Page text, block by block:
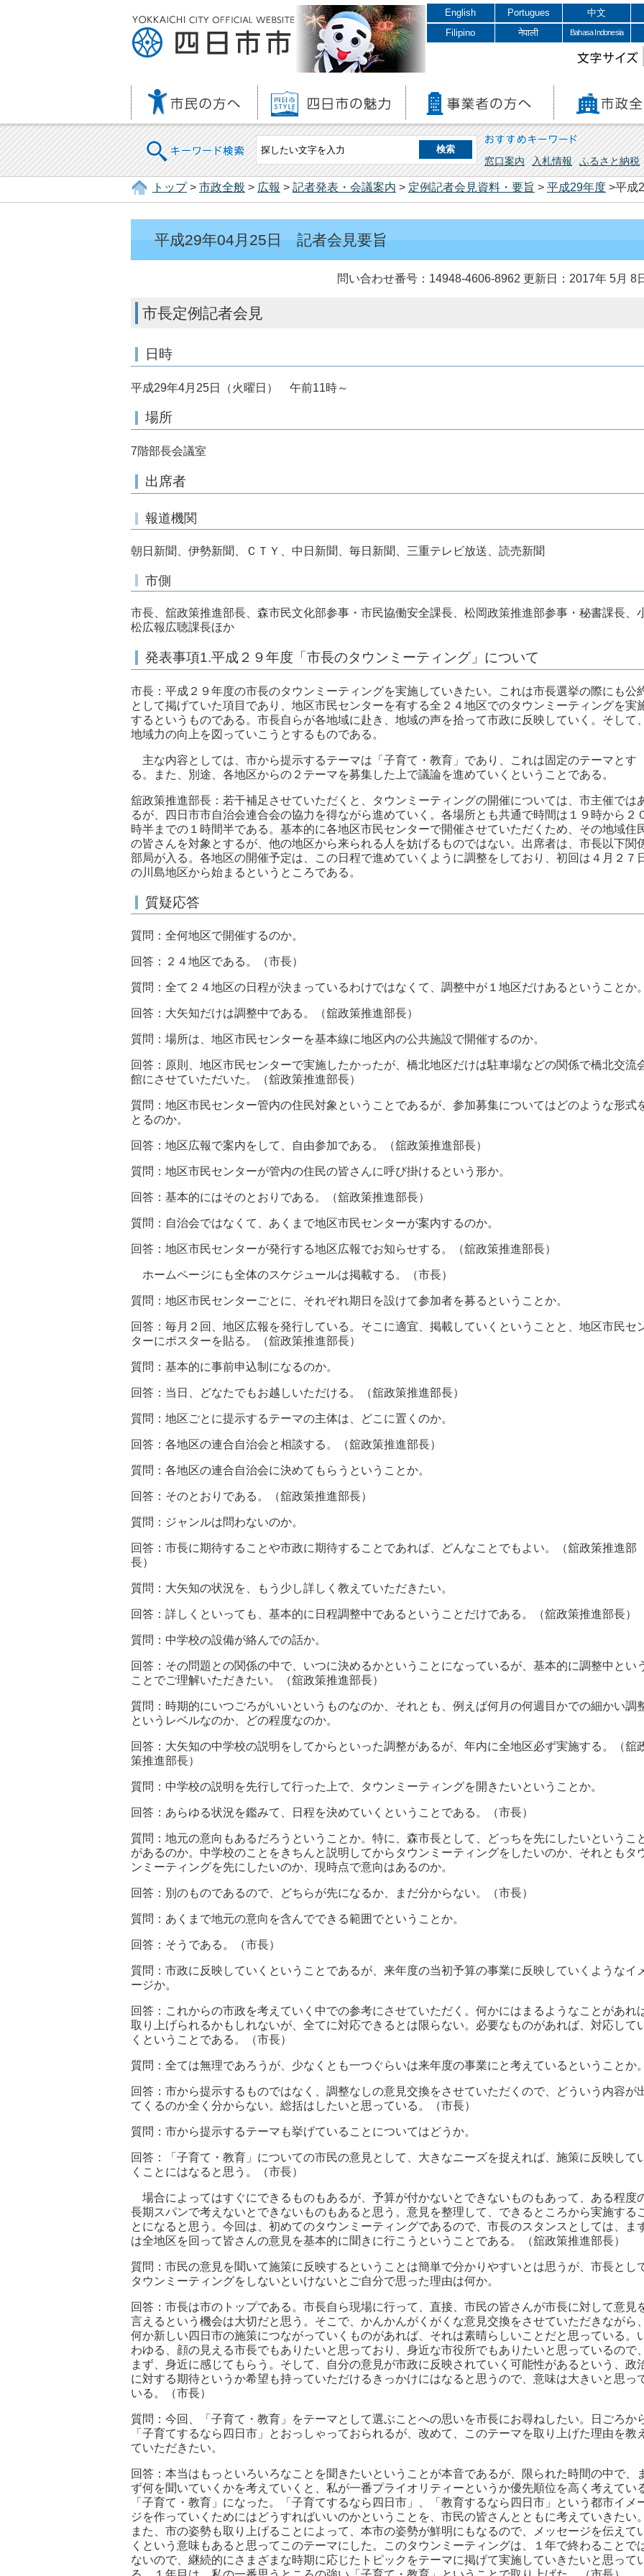
English Portugues 中文
Filipino
नेपाली Bahasa Indonesia
文字サイズ
キーワード検索 おすすめキーワード
窓口案内 入札情報 ふるさと納税
トップ> 市政全般 > 広報 > 記者発表・会議案内 > 定例記者会見資料・要旨 > 平成29年度 >平成
平成29年04月25日 記者会見要旨
問い合わせ番号：14948-4606-8962 更新日：2017年 5月 8
市長定例記者会見
日時
平成29年4月25日（火曜日） 午前11時～
場所
7階部長会議室
出席者
報道機関
朝日新聞、伊勢新聞、ＣＴＹ、中日新聞、毎日新聞、三重テレビ放送、読売新聞
市側
市長、舘政策推進部長、森市民文化部参事・市民協働安全課長、松岡政策推進部参事・秘書課長、
松広報広聴課長ほか
発表事項1.平成２９年度「市長のタウンミーティング」について
市長：平成２９年度の市長のタウンミーティングを実施していきたい。これは市長選挙の際にも公
として掲げていた項目であり、地区市民センターを有する全２４地区でのタウンミーティングを実
するというものである。市長自らが各地域に赴き、地域の声を拾って市政に反映していく。そして、
地域力の向上を図っていこうとするものである。
主な内容としては、市から提示するテーマは「子育て・教育」であり、これは固定のテーマとす
る。また、別途、各地区からの２テーマを募集した上で議論を進めていくということである。
舘政策推進部長：若干補足させていただくと、タウンミーティングの開催については、市主催では
るが、四日市市自治会連合会の協力を得ながら進めていく。各場所とも共通で時間は１９時から２
時半までの１時間半である。基本的に各地区市民センターで開催させていただくため、その地域住
の皆さんを対象とするが、他の地区から来られる人を妨げるものではない。出席者は、市長以下関
部局が入る。各地区の開催予定は、この日程で進めていくように調整をしており、初回は４月２７
の川島地区から始まるというところである。
質疑応答
質問：全何地区で開催するのか。
回答：２４地区である。（市長）
質問：全て２４地区の日程が決まっているわけではなくて、調整中が１地区だけあるということか。
回答：大矢知だけは調整中である。（舘政策推進部長）
質問：場所は、地区市民センターを基本線に地区内の公共施設で開催するのか。
回答：原則、地区市民センターで実施したかったが、橋北地区だけは駐車場などの関係で橋北交流
館にさせていただいた。（舘政策推進部長）
質問：地区市民センター管内の住民対象ということであるが、参加募集についてはどのような形式
とるのか。
回答：地区広報で案内をして、自由参加である。（舘政策推進部長）
質問：地区市民センターが管内の住民の皆さんに呼び掛けるという形か。
回答：基本的にはそのとおりである。（舘政策推進部長）
質問：自治会ではなくて、あくまで地区市民センターが案内するのか。
回答：地区市民センターが発行する地区広報でお知らせする。（舘政策推進部長）
ホームページにも全体のスケジュールは掲載する。（市長）
質問：地区市民センターごとに、それぞれ期日を設けて参加者を募るということか。
回答：毎月２回、地区広報を発行している。そこに適宜、掲載していくということと、地区市民セ
ターにポスターを貼る。（舘政策推進部長）
質問：基本的に事前申込制になるのか。
回答：当日、どなたでもお越しいただける。（舘政策推進部長）
質問：地区ごとに提示するテーマの主体は、どこに置くのか。
回答：各地区の連合自治会と相談する。（舘政策推進部長）
質問：各地区の連合自治会に決めてもらうということか。
回答：そのとおりである。（舘政策推進部長）
質問：ジャンルは問わないのか。
回答：市長に期待することや市政に期待することであれば、どんなことでもよい。（舘政策推進部
長）
質問：大矢知の状況を、もう少し詳しく教えていただきたい。
回答：詳しくといっても、基本的に日程調整中であるということだけである。（舘政策推進部長）
質問：中学校の設備が絡んでの話か。
回答：その問題との関係の中で、いつに決めるかということになっているが、基本的に調整中とい
ことでご理解いただきたい。（舘政策推進部長）
質問：時期的にいつごろがいいというものなのか、それとも、例えば何月の何週目かでの細かい調
というレベルなのか、どの程度なのか。
回答：大矢知の中学校の説明をしてからといった調整があるが、年内に全地区必ず実施する。（舘
策推進部長）
質問：中学校の説明を先行して行った上で、タウンミーティングを開きたいということか。
回答：あらゆる状況を鑑みて、日程を決めていくということである。（市長）
質問：地元の意向もあるだろうということか。特に、森市長として、どっちを先にしたいというこ
があるのか。中学校のことをきちんと説明してからタウンミーティングをしたいのか、それともタ
ンミーティングを先にしたいのか、現時点で意向はあるのか。
回答：別のものであるので、どちらが先になるか、まだ分からない。（市長）
質問：あくまで地元の意向を含んでできる範囲でということか。
回答：そうである。（市長）
質問：市政に反映していくということであるが、来年度の当初予算の事業に反映していくようなイ
ージか。
回答：これからの市政を考えていく中での参考にさせていただく。何かにはまるようなことがあれ
取り上げられるかもしれないが、全てに対応できるとは限らない。必要なものがあれば、対応して
くということである。（市長）
質問：全ては無理であろうが、少なくとも一つぐらいは来年度の事業にと考えているということか。
回答：市から提示するものではなく、調整なしの意見交換をさせていただくので、どういう内容が
てくるのか全く分からない。総括はしたいと思っている。（市長）
質問：市から提示するテーマも挙げていることについてはどうか。
回答：「子育て・教育」についての市民の意見として、大きなニーズを捉えれば、施策に反映して
くことにはなると思う。（市長）
場合によってはすぐにできるものもあるが、予算が付かないとできないものもあって、ある程度
長期スパンで考えないとできないものもあると思う。意見を整理して、できるところから実施する
とになると思う。今回は、初めてのタウンミーティングであるので、市長のスタンスとしては、ま
は全地区を回って皆さんの意見を基本的に聞きに行こうということである。（舘政策推進部長）
質問：市民の意見を聞いて施策に反映するということは簡単で分かりやすいとは思うが、市長とし
タウンミーティングをしないといけないとご自分で思った理由は何か。
回答：市長は市のトップである。市長自ら現場に行って、直接、市民の皆さんが市長に対して意見
言えるという機会は大切だと思う。そこで、かんかんがくがくな意見交換をさせていただきながら、
何か新しい四日市の施策につながっていくものがあれば、それは素晴らしいことだと思っている。
わゆる、顔の見える市長でもありたいと思っており、身近な市役所でもありたいと思っているので、
まず、身近に感じてもらう。そして、自分の意見が市政に反映されていく可能性があるという、政
に対する期待というか希望も持っていただけるきっかけにはなると思うので、意味は大きいと思っ
いる。（市長）
質問：今回、「子育て・教育」をテーマとして選ぶことへの思いを市長にお尋ねしたい。日ごろか
「子育てするなら四日市」とおっしゃっておられるが、改めて、このテーマを取り上げた理由を教え
ていただきたい。
回答：本当はもっといろいろなことを聞きたいということが本音であるが、限られた時間の中で、
ず何を聞いていくかを考えていくと、私が一番プライオリティーというか優先順位を高く考えてい
「子育て・教育」になった。「子育てするなら四日市」、「教育するなら四日市」という都市イメ
ジを作っていくためにはどうすればいいのかということを、市民の皆さんとともに考えていきたい。
また、市の姿勢も取り上げることによって、本市の姿勢が鮮明にもなるので、メッセージを伝えて
くという意味もあると思ってこのテーマにした。このタウンミーティングは、１年で終わることで
ないので、継続的にさまざまな時期に応じたトピックをテーマに掲げて実施していきたいと思って